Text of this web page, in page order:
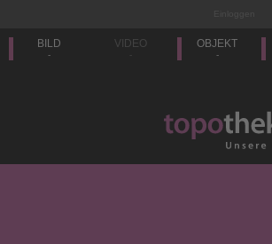
BILD
-
VIDEO
-
OBJEKT
-